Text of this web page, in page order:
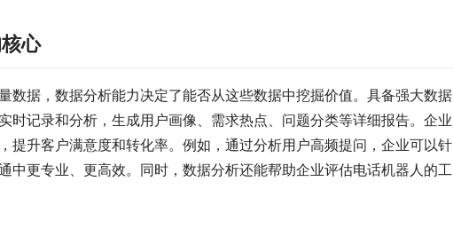
心
数据，数据分析能力决定了能否从这些数据中挖掘价值。具备强大数据
时记录和分析，生成用户画像、需求热点、问题分类等详细报告。企业
提升客户满意度和转化率。例如，通过分析用户高频提问，企业可以针
中更专业、更高效。同时，数据分析还能帮助企业评估电话机器人的工